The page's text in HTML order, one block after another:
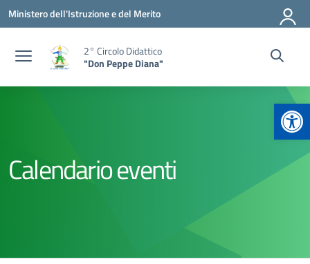
Vai ai contenuti
Vai al menu di navigazione
Vai al footer
Ministero dell'Istruzione e del Merito
2° Circolo Didattico
"Don Peppe Diana"
Calendario eventi